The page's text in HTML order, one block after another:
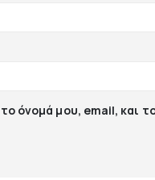
όνομά μου, email, και